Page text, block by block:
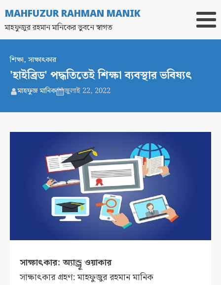
MAHFUZUR RAHMAN MANIK
মাহফুজুর রহমান মানিকের ভুবনে স্বাগত
শিক্ষা,সাক্ষাৎকার
'হাইব্রিড' পদ্ধতিতেই শিক্ষা ব্যবস্থার ভবিষ্যৎ
মাহফুজ মানিক জুলাই 22, 2022
সাক্ষাৎকার: অ্যান্ড্রূ ওয়াকার
সাক্ষাৎকার গ্রহণ: মাহফুজুর রহমান মানিক